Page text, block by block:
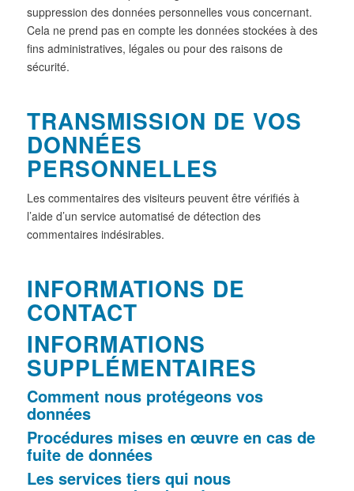
suppression des données personnelles vous concernant.
Cela ne prend pas en compte les données stockées à des
fins administratives, légales ou pour des raisons de
sécurité.
TRANSMISSION DE VOS
DONNÉES
PERSONNELLES
Les commentaires des visiteurs peuvent être vérifiés à
l’aide d’un service automatisé de détection des
commentaires indésirables.
INFORMATIONS DE
CONTACT
INFORMATIONS
SUPPLÉMENTAIRES
Comment nous protégeons vos
données
Procédures mises en œuvre en cas de
fuite de données
Les services tiers qui nous